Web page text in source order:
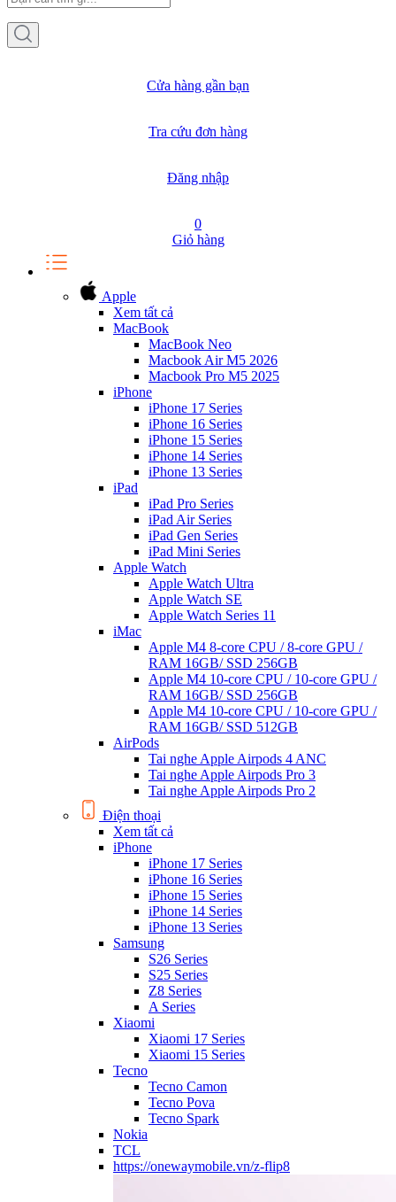
Cửa hàng gần bạn
Tra cứu đơn hàng
Đăng nhập
0
Giỏ hàng
Apple
Xem tất cả
MacBook
MacBook Neo
Macbook Air M5 2026
Macbook Pro M5 2025
iPhone
iPhone 17 Series
iPhone 16 Series
iPhone 15 Series
iPhone 14 Series
iPhone 13 Series
iPad
iPad Pro Series
iPad Air Series
iPad Gen Series
iPad Mini Series
Apple Watch
Apple Watch Ultra
Apple Watch SE
Apple Watch Series 11
iMac
Apple M4 8-core CPU / 8-core GPU /
RAM 16GB/ SSD 256GB
Apple M4 10-core CPU / 10-core GPU /
RAM 16GB/ SSD 256GB
Apple M4 10-core CPU / 10-core GPU /
RAM 16GB/ SSD 512GB
AirPods
Tai nghe Apple Airpods 4 ANC
Tai nghe Apple Airpods Pro 3
Tai nghe Apple Airpods Pro 2
Điện thoại
Xem tất cả
iPhone
iPhone 17 Series
iPhone 16 Series
iPhone 15 Series
iPhone 14 Series
iPhone 13 Series
Samsung
S26 Series
S25 Series
Z8 Series
A Series
Xiaomi
Xiaomi 17 Series
Xiaomi 15 Series
Tecno
Tecno Camon
Tecno Pova
Tecno Spark
Nokia
TCL
https://onewaymobile.vn/z-flip8